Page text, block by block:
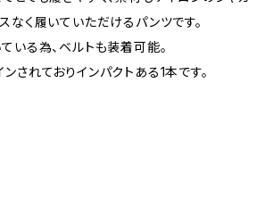
なく履いていただけるパンツです。
いる為、ベルトも装着可能。
されておりインパクトある1本です。